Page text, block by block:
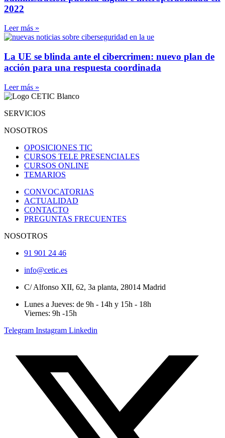
2022
Leer más »
La UE se blinda ante el cibercrimen: nuevo plan de
acción para una respuesta coordinada
Leer más »
SERVICIOS
NOSOTROS
OPOSICIONES TIC
CURSOS TELE PRESENCIALES
CURSOS ONLINE
TEMARIOS
CONVOCATORIAS
ACTUALIDAD
CONTACTO
PREGUNTAS FRECUENTES
NOSOTROS
91 901 24 46
info@cetic.es
C/ Alfonso XII, 62, 3a planta, 28014 Madrid
Lunes a Jueves: de 9h - 14h y 15h - 18h
Viernes: 9h -15h
Telegram Instagram Linkedin